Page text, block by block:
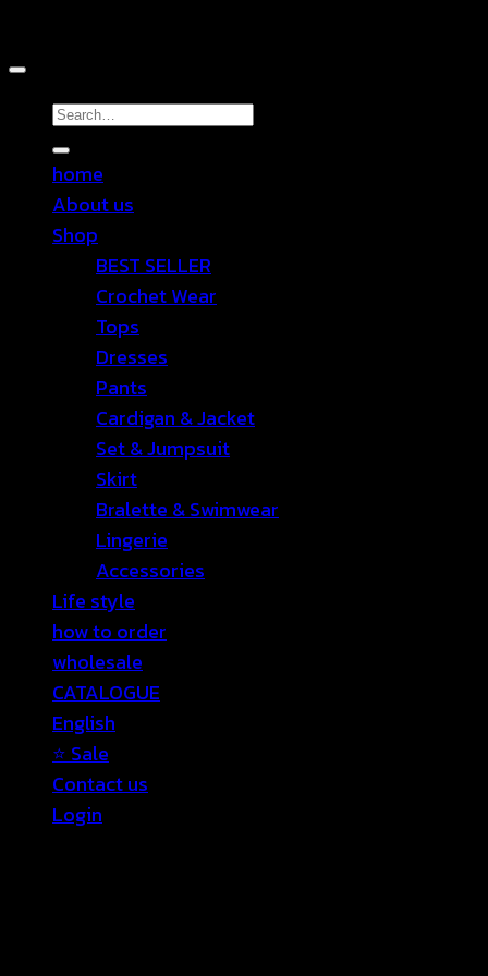
Search
for:
home
About us
Shop
BEST SELLER
Crochet Wear
Tops
Dresses
Pants
Cardigan & Jacket
Set & Jumpsuit
Skirt
Bralette & Swimwear
Lingerie
Accessories
Life style
how to order
wholesale
CATALOGUE
English
⭐ Sale
Contact us
Login